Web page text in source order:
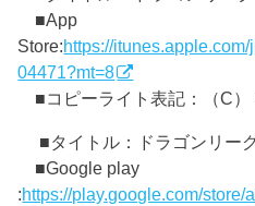
■App
Store:https://
04471?mt=8
■コピーライト表記：（C）
■タイトル：ドラゴンリー
■Google play
:https://play.google.com/store/